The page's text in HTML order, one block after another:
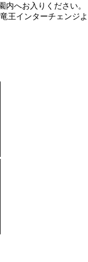
内へお入りください。
王インターチェンジ